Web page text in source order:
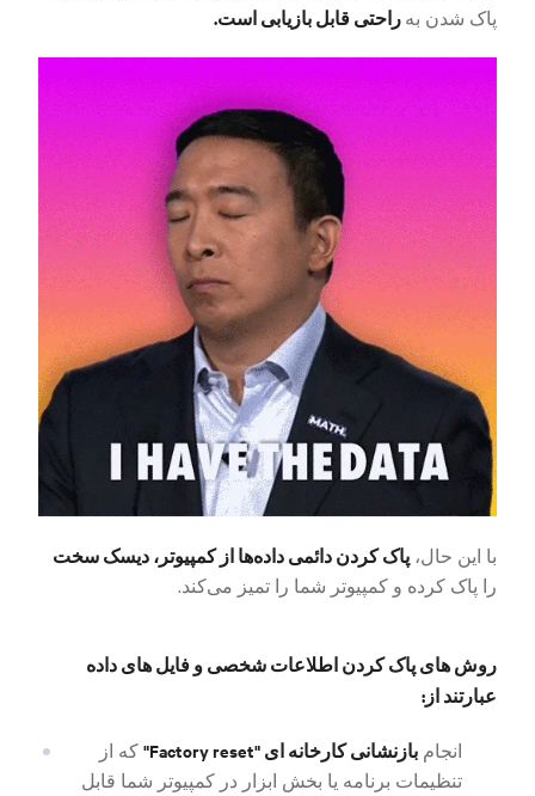
پاک شدن به راحتی قابل بازیابی است.
با این حال، پاک کردن دائمی داده‌ها از کمپیوتر، دیسک سخت
را پاک کرده و کمپیوتر شما را تمیز می‌کند.
روش های پاک کردن اطلاعات شخصی و فایل های داده
عبارتند از:
انجام بازنشانی کارخانه ای "Factory reset"
که از
تنظیمات برنامه یا بخش ابزار در کمپیوتر شما قابل